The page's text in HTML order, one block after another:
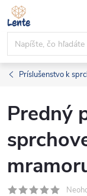
Prejsť
na
obsah
Príslušenstvo k
Predný